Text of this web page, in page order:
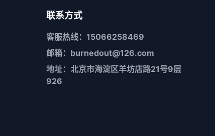
联系方式
客服热线：15066258469
邮箱：burnedout@126.com
地址：北京市海淀区羊坊店路21号9层
926